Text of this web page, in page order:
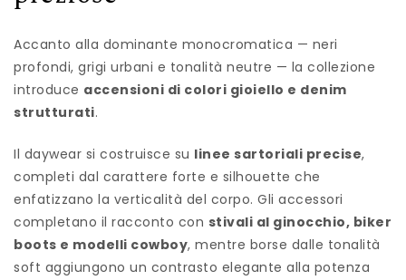
Accanto alla dominante monocromatica — neri
profondi, grigi urbani e tonalità neutre — la collezione
introduce accensioni di colori gioiello e denim
strutturati.
Il daywear si costruisce su linee sartoriali precise,
completi dal carattere forte e silhouette che
enfatizzano la verticalità del corpo. Gli accessori
completano il racconto con stivali al ginocchio, biker
boots e modelli cowboy, mentre borse dalle tonalità
soft aggiungono un contrasto elegante alla potenza